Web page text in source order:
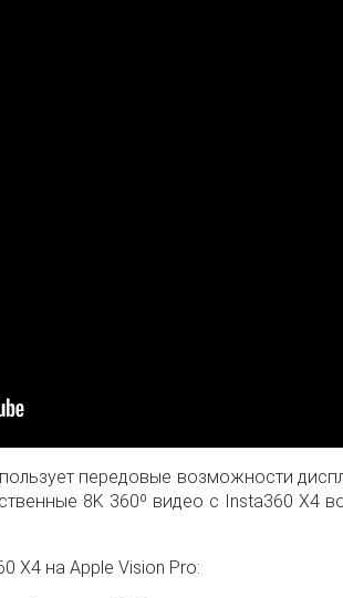
передовые возможности
8K 360º видео с Insta360 X4
X4 на Apple Vision Pro: